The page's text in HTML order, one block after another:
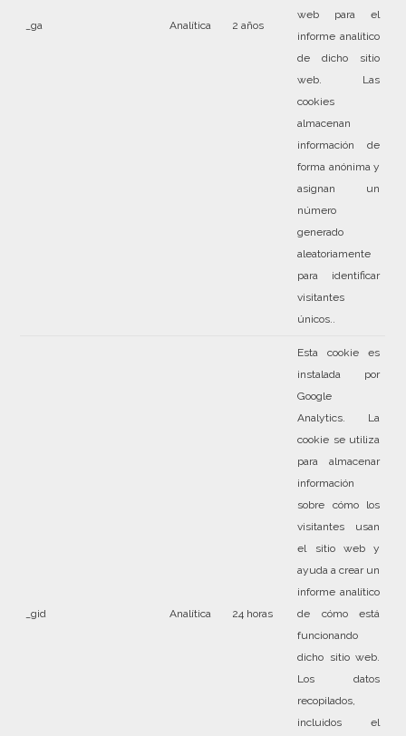
_ga Analítica 2 años
web para el
informe analítico
de dicho sitio
web. Las
cookies
almacenan
información de
forma anónima y
asignan un
número
generado
aleatoriamente
para identificar
visitantes
únicos..
_gid Analítica 24 horas
Esta cookie es
instalada por
Google
Analytics. La
cookie se utiliza
para almacenar
información
sobre cómo los
visitantes usan
el sitio web y
ayuda a crear un
informe analítico
de cómo está
funcionando
dicho sitio web.
Los datos
recopilados,
incluidos el